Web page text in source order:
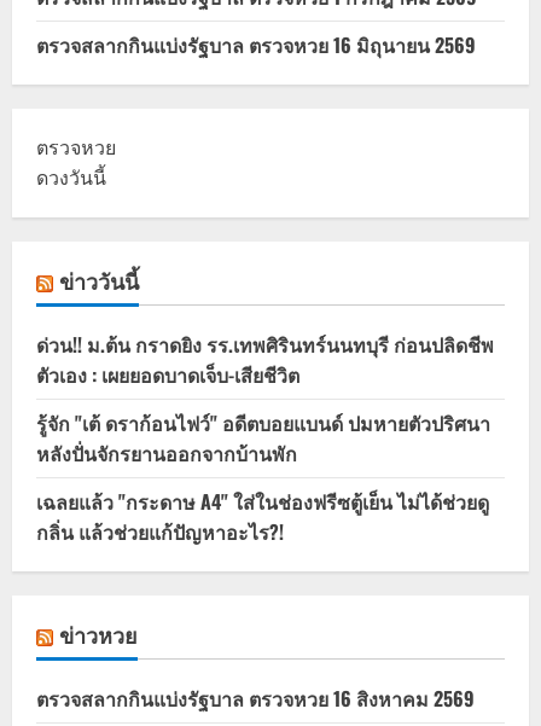
ตรวจสลากกินแบ่งรัฐบาล ตรวจหวย 16 มิถุนายน 2569
ตรวจหวย
ดวงวันนี้
ข่าววันนี้
ด่วน!! ม.ต้น กราดยิง รร.เทพศิรินทร์นนทบุรี ก่อนปลิดชีพ
ตัวเอง : เผยยอดบาดเจ็บ-เสียชีวิต
รู้จัก "เต้ ดราก้อนไฟว์" อดีตบอยแบนด์ ปมหายตัวปริศนา
หลังปั่นจักรยานออกจากบ้านพัก
เฉลยแล้ว "กระดาษ A4" ใส่ในช่องฟรีซตู้เย็น ไม่ได้ช่วยดู
กลิ่น แล้วช่วยแก้ปัญหาอะไร?!
ข่าวหวย
ตรวจสลากกินแบ่งรัฐบาล ตรวจหวย 16 สิงหาคม 2569